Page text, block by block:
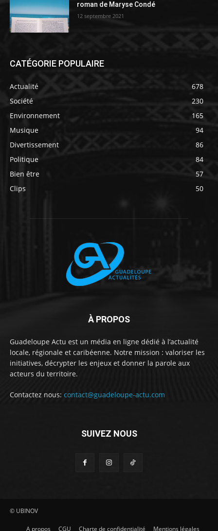
roman de Maryse Condé
12 septembre 2021
CATÉGORIE POPULAIRE
Actualité
678
Société
230
Environnement
165
Musique
94
Divertissement
86
Politique
84
Bien être
57
Clips
50
À PROPOS
Guadeloupe Actu est un média en ligne dédié à l’actualité
locale, régionale et caribéenne. Notre mission : valoriser les
initiatives, décrypter les enjeux et donner la parole aux
acteurs du territoire.
Contactez nous: contact@guadeloupe-actu.com
SUIVEZ NOUS
© UBINOV
A propos CGU Charte de confidentialité Mentions légales